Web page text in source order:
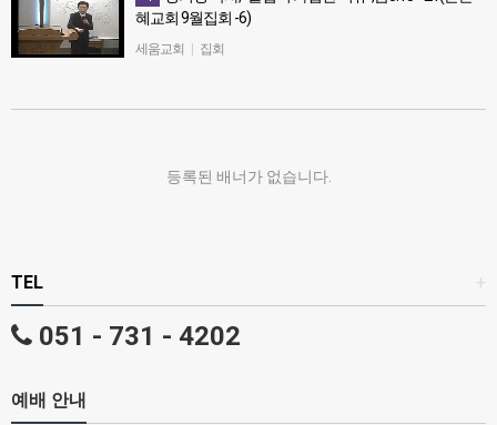
혜교회 9월집회 -6)
정기영 목사, "율법이 가입한 이유",롬5:18~21(큰은혜교회 9월집회
세움교회 | 집회
등록된 배너가 없습니다.
+
TEL
051 - 731 - 4202
예배 안내